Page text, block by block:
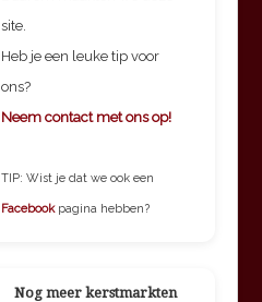
site.
Heb je een leuke tip voor
ons?
Neem contact met ons op!
TIP: Wist je dat we ook een
Facebook pagina hebben?
Nog meer kerstmarkten